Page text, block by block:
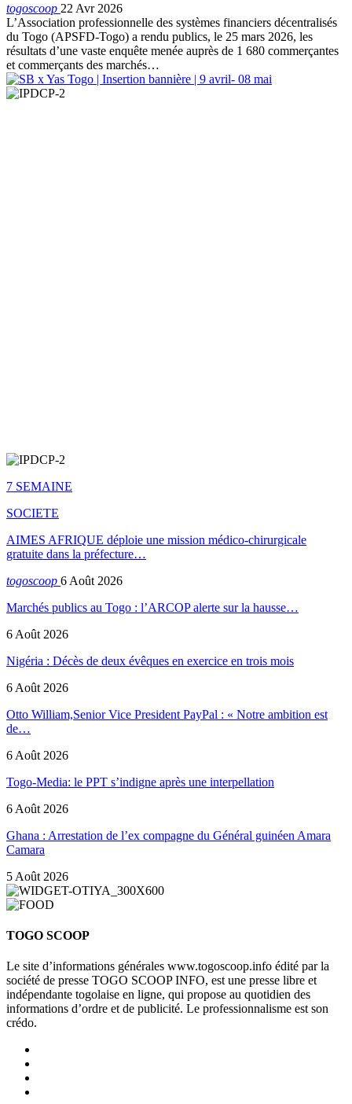
togoscoop 22 Avr 2026
L’Association professionnelle des systèmes financiers décentralisés
du Togo (APSFD-Togo) a rendu publics, le 25 mars 2026, les
résultats d’une vaste enquête menée auprès de 1 680 commerçantes
et commerçants des marchés…
7 SEMAINE
SOCIETE
AIMES AFRIQUE déploie une mission médico-chirurgicale
gratuite dans la préfecture…
togoscoop 6 Août 2026
Marchés publics au Togo : l’ARCOP alerte sur la hausse…
6 Août 2026
Nigéria : Décès de deux évêques en exercice en trois mois
6 Août 2026
Otto William,Senior Vice President PayPal : « Notre ambition est
de…
6 Août 2026
Togo-Media: le PPT s’indigne après une interpellation
6 Août 2026
Ghana : Arrestation de l’ex compagne du Général guinéen Amara
Camara
5 Août 2026
TOGO SCOOP
Le site d’informations générales www.togoscoop.info édité par la
société de presse TOGO SCOOP INFO, est une presse libre et
indépendante togolaise en ligne, qui propose au quotidien des
informations d’ordre et de publicité. Le professionnalisme est son
crédo.